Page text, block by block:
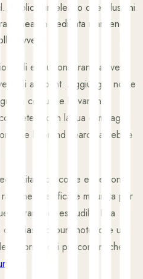
Applica un elenco di esclusioni
search dedicata mantiene
davvero.
di esclusioni brand a livello
di account. Aggiungi il nome
comuni e le varianti.
con la tua campagna
che la brand search avrebbe
non come eccezione.
specifica e misurata per
branded, escludile. È la
account hotel che usa
correzioni più comuni che